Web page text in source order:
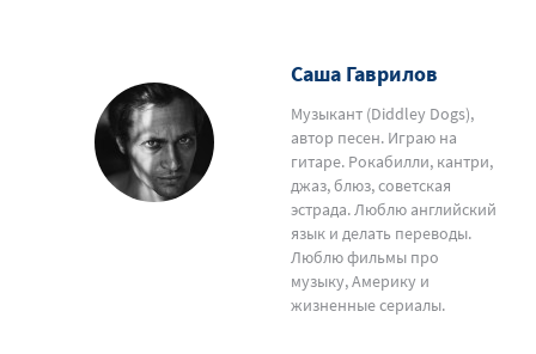
Саша Гаврилов
Музыкант (Diddley Dogs),
автор песен. Играю на
гитаре. Рокабилли, кантри,
джаз, блюз, советская
эстрада. Люблю английский
язык и делать переводы.
Люблю фильмы про
музыку, Америку и
жизненные сериалы.